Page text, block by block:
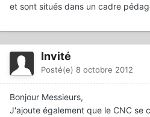
et sont situés dans un cadre
Invité
Posté(e) 8 octobre 2012
Bonjour Messieurs,
J'ajoute également que le CNC se